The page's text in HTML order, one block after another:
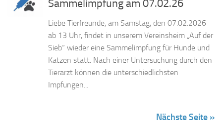
Sammelimpfung am 07.02.26
Liebe Tierfreunde, am Samstag, den 07.02.2026
ab 13 Uhr, findet in unserem Vereinsheim „Auf der
Sieb“ wieder eine Sammelimpfung für Hunde und
Katzen statt. Nach einer Untersuchung durch den
Tierarzt können die unterschiedlichsten
Impfungen...
Nächste Seite »